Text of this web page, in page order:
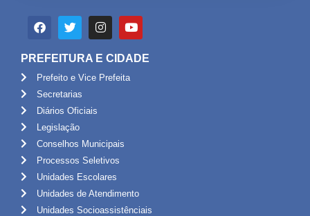
PREFEITURA E CIDADE
Prefeito e Vice Prefeita
Secretarias
Diários Oficiais
Legislação
Conselhos Municipais
Processos Seletivos
Unidades Escolares
Unidades de Atendimento
Unidades Socioassistênciais